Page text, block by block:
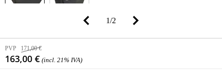
1/2
PVP 171,00 €
163,00 € (incl. 21% IVA)